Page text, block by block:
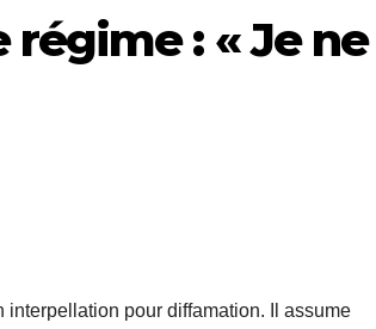
: « Je ne
interpellation pour diffamation. Il assume